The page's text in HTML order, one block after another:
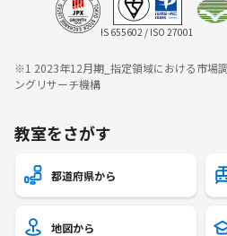
IS 655602 / ISO 27001
※1 2023年12月期_指定領域における市場
ングリサーチ機構
教室をさがす
都道府県から
地図から